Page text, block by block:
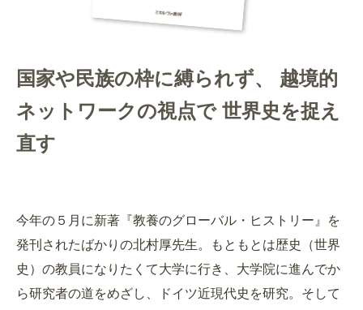
国家や民族の枠に縛られず、 越境的
ネットワークの視点で 世界史を捉え
直す
今年の５月に新著『教養のグローバル・ヒストリー』を
発刊されたばかりの北村厚先生。もともとは歴史（世界
史）の教員になりたくて大学に行き、大学院に進んでか
ら研究者の道をめざし、ドイツ近現代史を研究。そして